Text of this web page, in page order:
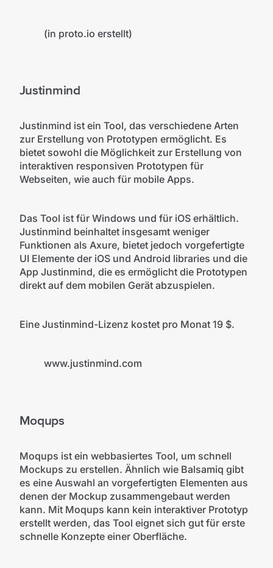
(in proto.io erstellt)
Justinmind
Justinmind ist ein Tool, das verschiedene Arten
zur Erstellung von Prototypen ermöglicht. Es
bietet sowohl die Möglichkeit zur Erstellung von
interaktiven responsiven Prototypen für
Webseiten, wie auch für mobile Apps.
Das Tool ist für Windows und für iOS erhältlich.
Justinmind beinhaltet insgesamt weniger
Funktionen als Axure, bietet jedoch vorgefertigte
UI Elemente der iOS und Android libraries und die
App Justinmind, die es ermöglicht die Prototypen
direkt auf dem mobilen Gerät abzuspielen.
Eine Justinmind-Lizenz kostet pro Monat 19 $.
www.justinmind.com
Moqups
Moqups ist ein webbasiertes Tool, um schnell
Mockups zu erstellen. Ähnlich wie Balsamiq gibt
es eine Auswahl an vorgefertigten Elementen aus
denen der Mockup zusammengebaut werden
kann. Mit Moqups kann kein interaktiver Prototyp
erstellt werden, das Tool eignet sich gut für erste
schnelle Konzepte einer Oberfläche.